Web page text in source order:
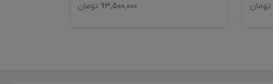
تومان 93,500,000 تومان